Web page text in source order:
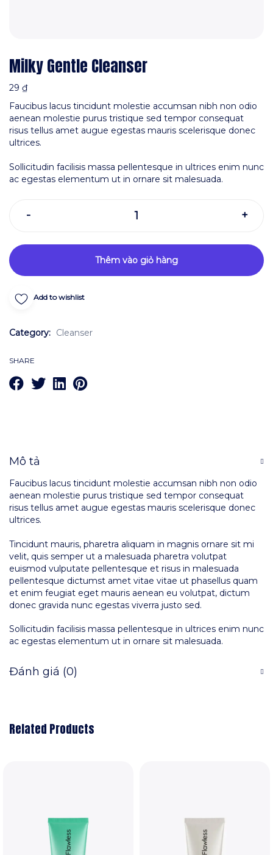
Milky Gentle Cleanser
29 ₫
Faucibus lacus tincidunt molestie accumsan nibh non odio
aenean molestie purus tristique sed tempor consequat
risus tellus amet augue egestas mauris scelerisque donec
ultrices.
Sollicitudin facilisis massa pellentesque in ultrices enim nunc
ac egestas elementum ut in ornare sit malesuada.
Thêm vào giỏ hàng
Add to wishlist
Category: Cleanser
SHARE
Mô tả
Faucibus lacus tincidunt molestie accumsan nibh non odio
aenean molestie purus tristique sed tempor consequat
risus tellus amet augue egestas mauris scelerisque donec
ultrices.
Tincidunt mauris, pharetra aliquam in magnis ornare sit mi
velit, quis semper ut a malesuada pharetra volutpat
euismod vulputate pellentesque et risus in malesuada
pellentesque dictumst amet vitae vitae ut phasellus quam
et enim feugiat eget mauris aenean eu volutpat, dictum
donec gravida nunc egestas viverra justo sed.
Sollicitudin facilisis massa pellentesque in ultrices enim nunc
ac egestas elementum ut in ornare sit malesuada.
Đánh giá (0)
Related Products